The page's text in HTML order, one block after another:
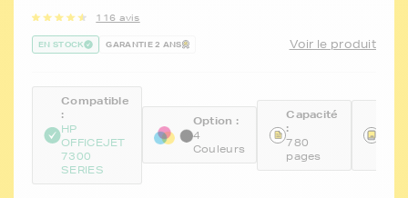
116 avis
EN STOCK GARANTIE 2 ANS Voir le produit
Compatible
:
HP
OFFICEJET
7300
SERIES
Option :
4
Couleurs
Capacité
:
780
pages